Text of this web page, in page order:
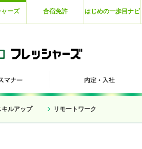
ーズ 合宿免許 はじめの一歩目ナビ
キルアップ リモートワーク